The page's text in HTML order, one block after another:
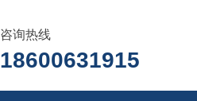
咨询热线
18600631915